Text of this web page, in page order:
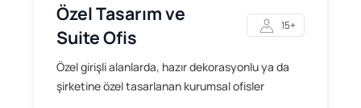
Özel Tasarım ve
Suite Ofis
15+
Özel girişli alanlarda, hazır dekorasyonlu ya da
şirketine özel tasarlanan kurumsal ofisler